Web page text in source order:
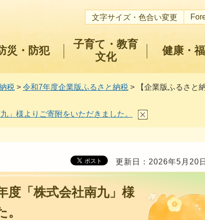
文字サイズ・色合い変更
災・防犯
子育て・教育
文化
健康・
税 > 令和7年度企業版ふるさと納税 > 【企業版ふるさと
」様よりご寄附をいただきました。
更新日：2026年5月20日
度「株式会社南九」様